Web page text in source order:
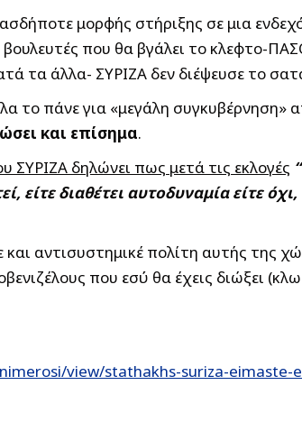
μορφής στήριξης σε μια
που θα βγάλει το κλεφτο-
τα άλλα- ΣΥΡΙΖΑ δεν διέψευσε το
το πάνε για «μεγάλη
και επίσημα.
ΣΥΡΙΖΑ δηλώνει πως μετά τις εκλογές
είτε διαθέτει αυτοδυναμία είτε
αντισυστημικέ πολίτη αυτής της
που εσύ θα έχεις διώξει
view/stathakhs-suriza-eimaste-